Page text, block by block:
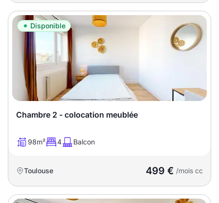
Disponible
Chambre 2 - colocation meublée
98m² 4 Balcon
Toulouse 499 € /mois cc